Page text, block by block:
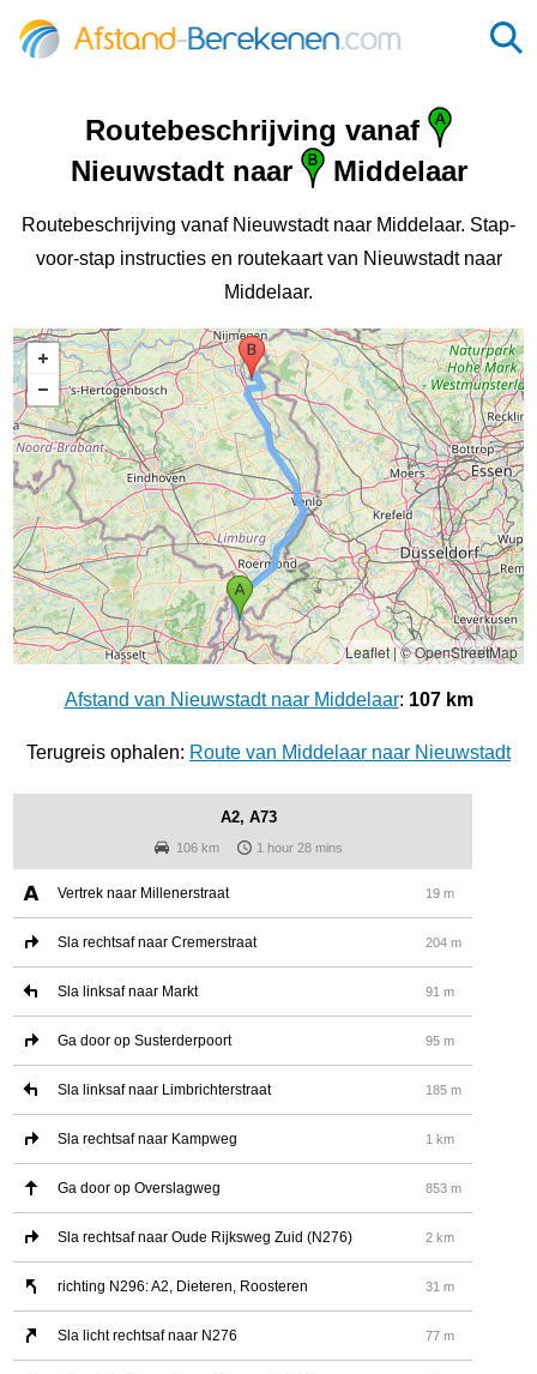
Routebeschrijving vanaf
Nieuwstadt naar
Middelaar
Routebeschrijving vanaf Nieuwstadt naar Middelaar. Stap-
voor-stap instructies en routekaart van Nieuwstadt naar
Middelaar.
Leaflet|© OpenStreetMap
Afstand van Nieuwstadt naar Middelaar: 107 km
Terugreis ophalen: Route van Middelaar naar Nieuwstadt
A2, A73
106 km 1 hour 28 mins
Vertrek naar Millenerstraat 19 m
Sla rechtsaf naar Cremerstraat 204 m
Sla linksaf naar Markt 91 m
Ga door op Susterderpoort 95 m
Sla linksaf naar Limbrichterstraat 185 m
Sla rechtsaf naar Kampweg 1 km
Ga door op Overslagweg 853 m
Sla rechtsaf naar Oude Rijksweg Zuid (N276) 2 km
richting N296: A2, Dieteren, Roosteren 31 m
Sla licht rechtsaf naar N276 77 m